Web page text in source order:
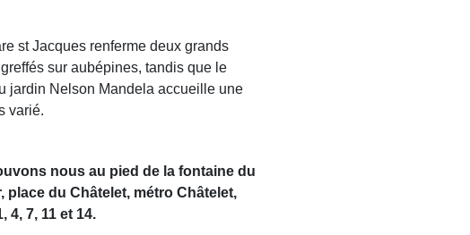
st Jacques renferme deux grands
sur aubépines, tandis que le
jardin Nelson Mandela accueille une
varié.
nous au pied de la fontaine du
place du Châtelet, métro Châtelet,
4, 7, 11 et 14.